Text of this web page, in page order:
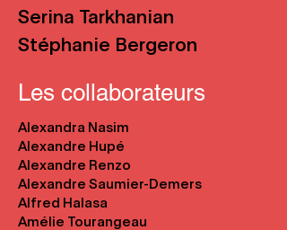
Serina Tarkhanian
Stéphanie Bergeron
Les collaborateurs
Alexandra Nasim
Alexandre Hupé
Alexandre Renzo
Alexandre Saumier-Demers
Alfred Halasa
Amélie Tourangeau